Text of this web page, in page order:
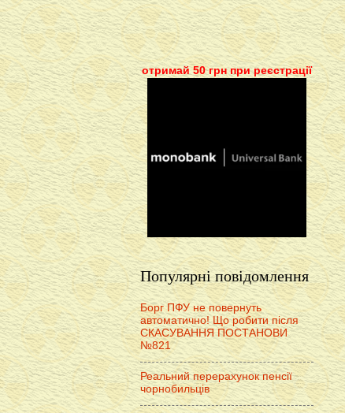
отримай 50 грн при реєстрації
Популярні повідомлення
Борг ПФУ не повернуть
автоматично! Що робити після
СКАСУВАННЯ ПОСТАНОВИ
№821
Реальний перерахунок пенсії
чорнобильців